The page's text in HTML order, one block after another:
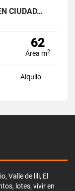
CIUDAD…
62
Área m2
Alquilo
Valle de lili, El
lotes, vivir en